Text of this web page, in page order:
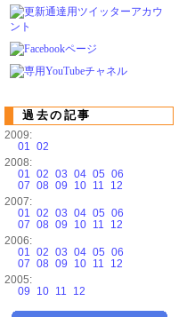
過去の記事
2009:
01 02
2008:
01 02 03 04 05 06
07 08 09 10 11
12
2007:
01 02 03 04 05 06
07 08 09 10 11
12
2006:
01 02 03 04 05 06
07 08 09 10 11
12
2005:
09
10 11 12